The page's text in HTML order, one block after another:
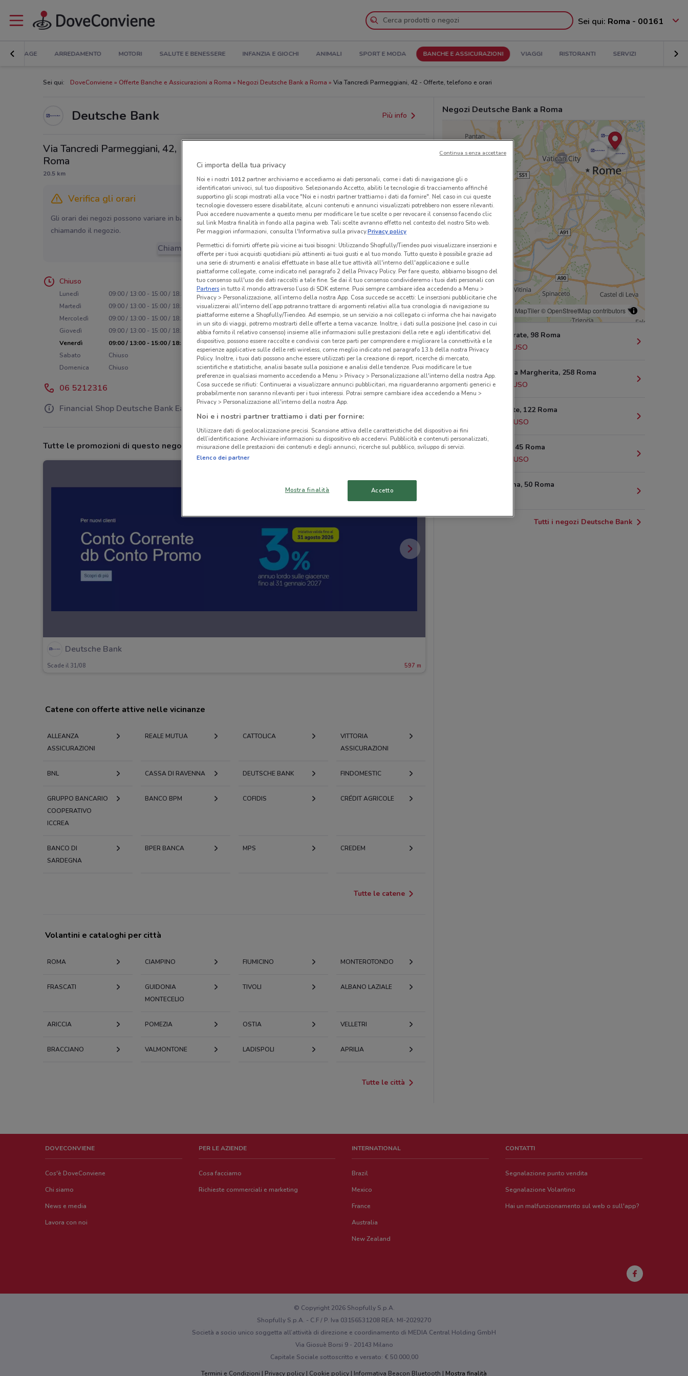
Sei qui: Roma - 00161
BRICOLAGE ARREDAMENTO MOTORI SALUTE E BENESSERE INFANZIA E GIOCHI ANIMALI SPORT E MODA BANCHE E ASSICURAZIONI VIAGGI RISTORANTI SERVIZI
Sei qui: DoveConviene Offerte Banche e Assicurazioni a Roma Negozi Deutsche Bank a Roma Via Tancredi Parmeggiani, 42 - Offerte, telefono e orari
Deutsche Bank Più info
Via Tancredi Parmeggiani, 42,
Roma
20.5 km
Verifica gli orari
Gli orari dei negozi possono variare in base agli ultimi provvedimenti regionali o nazionali. Verifica l’accuratezza
chiamando il negozio.
Chiama il negozio
Chiuso
Lunedì
09:00 / 13:00 - 15:00 / 18:30
Martedì
09:00 / 13:00 - 15:00 / 18:30
Mercoledì
09:00 / 13:00 - 15:00 / 18:30
Giovedì
09:00 / 13:00 - 15:00 / 18:30
Venerdì
09:00 / 13:00 - 15:00 / 18:30
Sabato
Chiuso
Domenica
Chiuso
06 5212316
Financial Shop Deutsche Bank Easy
Tutte le promozioni di questo negozio
Deutsche Bank
Scade il 31/08 597 m
Negozi Deutsche Bank a Roma
© MapTiler© OpenStreetMap contributors
Viale Ippocrate, 98 Roma
597 m
CHIUSO
Viale Regina Margherita, 258 Roma
648 m
CHIUSO
Corso Trieste, 122 Roma
CHIUSO
Via Sebino, 45 Roma
CHIUSO
Via Sardegna, 50 Roma
Tutti i negozi Deutsche Bank
Catene con offerte attive nelle vicinanze
ALLEANZA
ASSICURAZIONI
REALE MUTUA CATTOLICA
VITTORIA
ASSICURAZIONI
BNL CASSA DI RAVENNA DEUTSCHE BANK FINDOMESTIC
GRUPPO BANCARIO
COOPERATIVO
ICCREA
BANCO BPM COFIDIS CRÉDIT AGRICOLE
BANCO DI
SARDEGNA
BPER BANCA MPS CREDEM
Tutte le catene
Volantini e cataloghi per città
ROMA CIAMPINO FIUMICINO MONTEROTONDO
FRASCATI
GUIDONIA
MONTECELIO
TIVOLI ALBANO LAZIALE
ARICCIA POMEZIA OSTIA VELLETRI
BRACCIANO VALMONTONE LADISPOLI APRILIA
Tutte le città
DOVECONVIENE
Cos'è DoveConviene
Chi siamo
News e media
Lavora con noi
PER LE AZIENDE
Cosa facciamo
Richieste commerciali e marketing
INTERNATIONAL
Brazil
Mexico
France
Australia
New Zealand
CONTATTI
Segnalazione punto vendita
Segnalazione Volantino
Hai un malfunzionamento sul web o sull'app?
© Copyright 2026 Shopfully S.p.A.
Shopfully S.p.A. - C.F / P. Iva 03156531208 REA: MI-2029270
Società a socio unico soggetta all’attività di direzione e coordinamento di MEDIA Central Holding GmbH
Via Giosuè Borsi 9 - 20143 Milano
Capitale Sociale sottoscritto e versato: € 50.000,00
Termini e Condizioni
Privacy policy Cookie policy Informativa Beacon Bluetooth Mostra finalità
Ci importa della tua privacy
Noi e i nostri 1012partner archiviamo e accediamo ai dati personali, come i dati di navigazione gli o
identificatori univoci, sul tuo dispositivo. Selezionando Accetto, abiliti le tecnologie di tracciamento affinché
supportino gli scopi mostrati alla voce "Noi e i nostri partner trattiamo i dati da fornire". Nel caso in cui queste
tecnologie dovessero essere disabilitate, alcuni contenuti e annunci visualizzati potrebbero non essere rilevanti.
Puoi accedere nuovamente a questo menu per modificare le tue scelte o per revocare il consenso facendo clic
sul link Mostra finalità in fondo alla pagina web. Tali scelte avranno effetto nel contesto del nostro Sito web.
Per maggiori informazioni, consulta l'Informativa sulla privacy.Privacy policy
Permettici di fornirti offerte più vicine ai tuoi bisogni: Utilizzando Shopfully/Tiendeo puoi visualizzare inserzioni e
offerte per i tuoi acquisti quotidiani più attinenti ai tuoi gusti e al tuo mondo. Tutto questo è possibile grazie ad
una serie di strumenti e analisi effettuate in base alle tue attività all'interno dell'applicazione e sulle
piattaforme collegate, come indicato nel paragrafo 2 della Privacy Policy. Per fare questo, abbiamo bisogno del
tuo consenso sull'uso dei dati raccolti a tale fine. Se dai il tuo consenso condivideremo i tuoi dati personali con
Partnersin tutto il mondo attraverso l’uso di SDK esterne. Puoi sempre cambiare idea accedendo a Menu >
Privacy > Personalizzazione, all’interno della nostra App. Cosa succede se accetti: Le inserzioni pubblicitarie che
visualizzerai all'interno dell’app potranno trattare di argomenti relativi alla tua cronologia di navigazione su
piattaforme esterne a Shopfully/Tiendeo. Ad esempio, se un servizio a noi collegato ci informa che hai navigato
in un sito di viaggi, potremo mostrarti delle offerte a tema vacanze. Inoltre, i dati sulla posizione (nel caso in cui
abbia fornito il relativo consenso) insieme alle informazioni sulle prestazioni della rete e agli identificativi del
dispositivo, possono essere raccolte e condivisi con terze parti per comprendere e migliorare la connettività e le
esperienze applicative sulle delle reti wireless, come meglio indicato nel paragrafo 13.b della nostra Privacy
Policy. Inoltre, i tuoi dati possono anche essere utilizzati per la creazione di report, ricerche di mercato,
scientifiche e statistiche, analisi basate sulla posizione e analisi delle tendenze. Puoi modificare le tue
preferenze in qualsiasi momento accedendo a Menu > Privacy > Personalizzazione all'interno della nostra App.
Cosa succede se rifiuti: Continuerai a visualizzare annunci pubblicitari, ma riguarderanno argomenti generici e
probabilmente non saranno rilevanti per i tuoi interessi. Potrai sempre cambiare idea accedendo a Menu >
Privacy > Personalizzazione all'interno della nostra App.
Noi e i nostri partner trattiamo i dati per fornire:
Utilizzare dati di geolocalizzazione precisi. Scansione attiva delle caratteristiche del dispositivo ai fini
dell’identificazione. Archiviare informazioni su dispositivo e/o accedervi. Pubblicità e contenuti personalizzati,
misurazione delle prestazioni dei contenuti e degli annunci, ricerche sul pubblico, sviluppo di servizi.
Elenco dei partner
Mostra finalità Accetto
Continua senza accettare